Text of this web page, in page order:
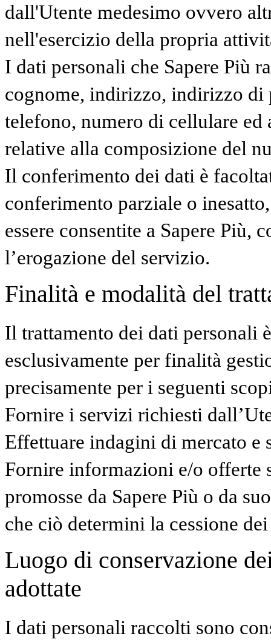
dall'Utente medesimo ovvero
nell'esercizio della propria
I dati personali che Sapere Più
cognome, indirizzo, indirizzo di
telefono, numero di cellulare
relative alla composizione del
Il conferimento dei dati è
conferimento parziale o
essere consentite a Sapere Più,
l’erogazione del servizio.
Finalità e modalità del
Il trattamento dei dati personali
esclusivamente per finalità
precisamente per i seguenti
Fornire i servizi richiesti
Effettuare indagini di mercato e
Fornire informazioni e/o
promosse da Sapere Più o da
che ciò determini la cessione
Luogo di conservazione
adottate
I dati personali raccolti sono